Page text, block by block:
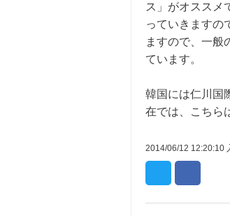
ス」がオススメ
っていきますの
ますので、一般
ています。
韓国には仁川国
在では、こちら
2014/06/12 12:20:10